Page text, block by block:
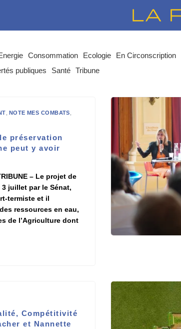
Consommation Ecologie En Circonscription
publiques Santé Tribune
NOTE MES COMBATS
préservation
peut y avoir
– Le projet de
juillet par le Sénat,
termiste et il
ressources en eau,
de l’Agriculture dont
Compétitivité
et Nannette